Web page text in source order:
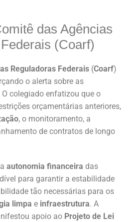
das Agências
(Coarf)
Reguladoras Federais (Coarf)
o alerta sobre as
colegiado enfatizou que o
orçamentárias anteriores,
, o monitoramento, a
de contratos de longo
autonomia financeira das
para garantir a estabilidade
tão necessárias para os
limpa e infraestrutura. A
apoio ao Projeto de Lei